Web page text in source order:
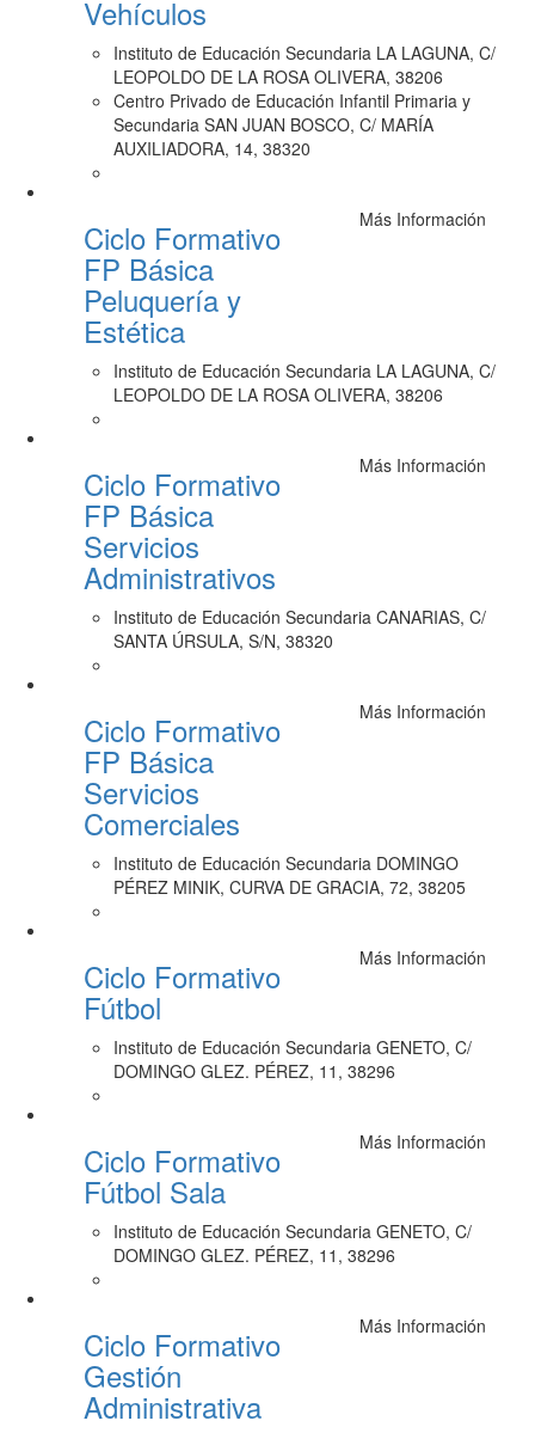
Vehículos
Instituto de Educación Secundaria LA LAGUNA, C/
LEOPOLDO DE LA ROSA OLIVERA, 38206
Centro Privado de Educación Infantil Primaria y
Secundaria SAN JUAN BOSCO, C/ MARÍA
AUXILIADORA, 14, 38320
Ciclo Formativo
FP Básica
Peluquería y
Estética
Más Información
Instituto de Educación Secundaria LA LAGUNA, C/
LEOPOLDO DE LA ROSA OLIVERA, 38206
Ciclo Formativo
FP Básica
Servicios
Administrativos
Más Información
Instituto de Educación Secundaria CANARIAS, C/
SANTA ÚRSULA, S/N, 38320
Ciclo Formativo
FP Básica
Servicios
Comerciales
Más Información
Instituto de Educación Secundaria DOMINGO
PÉREZ MINIK, CURVA DE GRACIA, 72, 38205
Ciclo Formativo
Fútbol
Más Información
Instituto de Educación Secundaria GENETO, C/
DOMINGO GLEZ. PÉREZ, 11, 38296
Ciclo Formativo
Fútbol Sala
Más Información
Instituto de Educación Secundaria GENETO, C/
DOMINGO GLEZ. PÉREZ, 11, 38296
Ciclo Formativo
Gestión
Administrativa
Más Información